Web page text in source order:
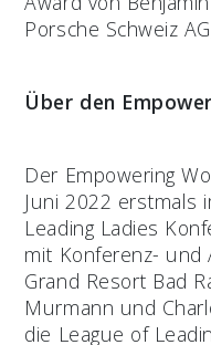
Porsche Schweiz
Über den
Der Empowering
Juni 2022 erstmals
Leading Ladies
mit Konferenz- und
Grand Resort Bad
Murmann und
die League of